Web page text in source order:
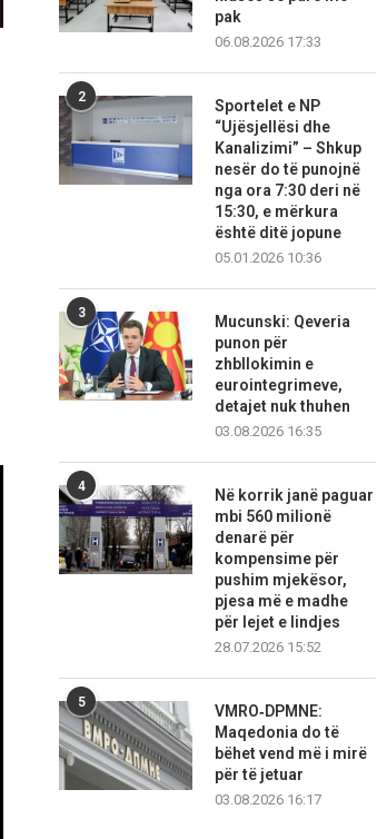
pak
06.08.2026 17:33
2
Sportelet e NP
“Ujësjellësi dhe
Kanalizimi” – Shkup
nesër do të punojnë
nga ora 7:30 deri në
15:30, e mërkura
është ditë jopune
05.01.2026 10:36
3
Mucunski: Qeveria
punon për
zhbllokimin e
eurointegrimeve,
detajet nuk thuhen
03.08.2026 16:35
4
Në korrik janë paguar
mbi 560 milionë
denarë për
kompensime për
pushim mjekësor,
pjesa më e madhe
për lejet e lindjes
28.07.2026 15:52
5
VMRO‑DPMNE:
Maqedonia do të
bëhet vend më i mirë
për të jetuar
03.08.2026 16:17